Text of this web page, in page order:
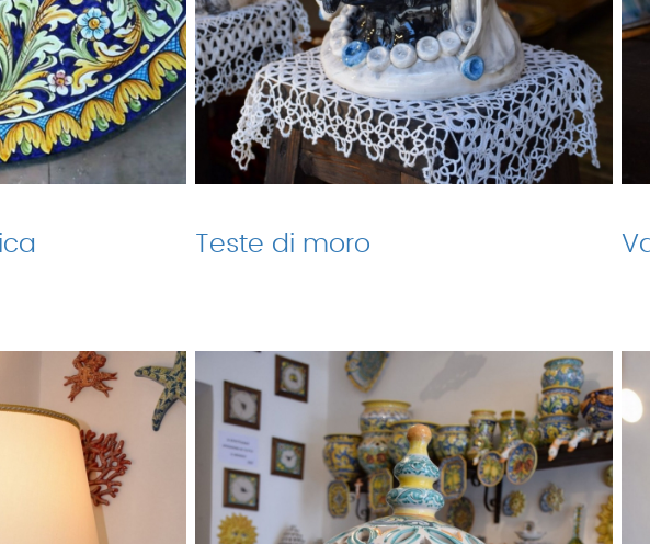
Teste di moro